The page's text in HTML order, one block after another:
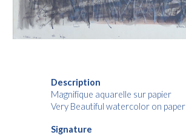
Description
Magnifique aquarelle sur papier
Very Beautiful watercolor on paper
Signature